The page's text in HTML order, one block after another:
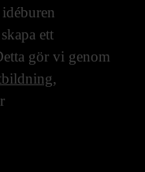
ett
gör vi genom
,